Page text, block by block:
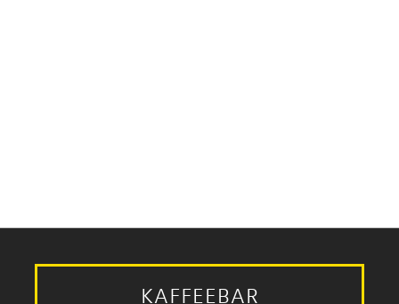
KAFFEEBAR